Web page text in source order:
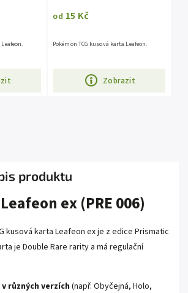
od 15 Kč
Zobrazit
Pokémon TCG kusová karta Leafeon.
produktu
ex (PRE 006)
kusová karta Leafeon ex je z edice Prismatic
je Double Rare rarity a má regulační
různých verzích (např. Obyčejná, Holo,